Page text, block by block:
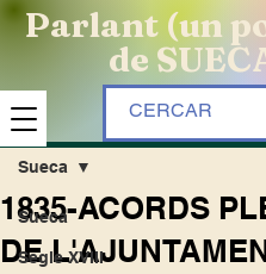
Parlant (un
de
Entrada
Sueca
Segle XVIII
Sueca
1835-ACORDS
DE